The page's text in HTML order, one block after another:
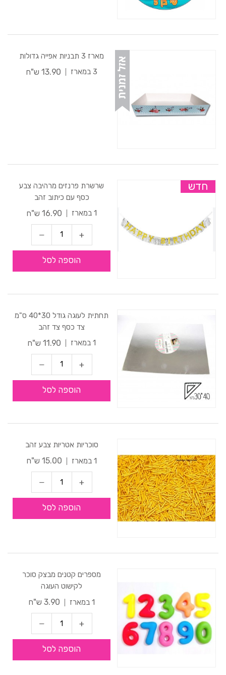
מארז 3 תבניות אפייה גדולות
3 במארז
13.90 ש"ח
חדש
שרשרת פרנזים מרהיבה צבע
כסף עם כיתוב זהב
1 במארז
16.90 ש"ח
הוספה לסל
תחתית לעוגה גודל 30*40 ס"מ
צד כסף צד זהב
1 במארז
11.90 ש"ח
הוספה לסל
סוכריות אטריות צבע זהב
1 במארז
15.00 ש"ח
הוספה לסל
מספרים קטנים מבצק סוכר
לקישוט העוגה
1 במארז
3.90 ש"ח
הוספה לסל